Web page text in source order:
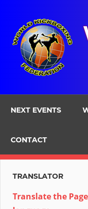
content
NEXT EVENTS
CONTACT
TRANSLATOR
Translate the